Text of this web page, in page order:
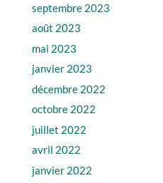
septembre 2023
août 2023
mai 2023
janvier 2023
décembre 2022
octobre 2022
juillet 2022
avril 2022
janvier 2022